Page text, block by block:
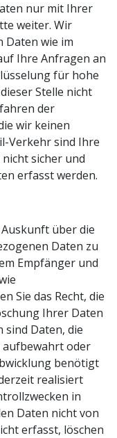
nur mit Ihrer
weiter. Wir
Daten wie im
Ihre Anfragen an
für hohe
Stelle nicht
der
wir keinen
Verkehr sind Ihre
sicher und
erfasst werden.
über die
Daten zu
Empfänger und
Sie das Recht, die
Ihrer Daten
sind Daten, die
oder
benötigt
realisiert
in
Daten nicht von
erfasst, löschen